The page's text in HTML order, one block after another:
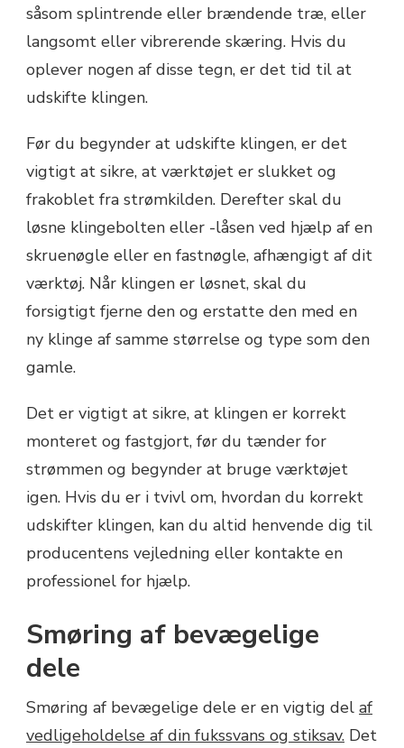
såsom splintrende eller brændende træ, eller
langsomt eller vibrerende skæring. Hvis du
oplever nogen af disse tegn, er det tid til at
udskifte klingen.
Før du begynder at udskifte klingen, er det
vigtigt at sikre, at værktøjet er slukket og
frakoblet fra strømkilden. Derefter skal du
løsne klingebolten eller -låsen ved hjælp af en
skruenøgle eller en fastnøgle, afhængigt af dit
værktøj. Når klingen er løsnet, skal du
forsigtigt fjerne den og erstatte den med en
ny klinge af samme størrelse og type som den
gamle.
Det er vigtigt at sikre, at klingen er korrekt
monteret og fastgjort, før du tænder for
strømmen og begynder at bruge værktøjet
igen. Hvis du er i tvivl om, hvordan du korrekt
udskifter klingen, kan du altid henvende dig til
producentens vejledning eller kontakte en
professionel for hjælp.
Smøring af bevægelige
dele
Smøring af bevægelige dele er en vigtig del af
vedligeholdelse af din fukssvans og stiksav. Det